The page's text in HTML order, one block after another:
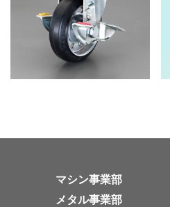
マシン事業部
メタル事業部